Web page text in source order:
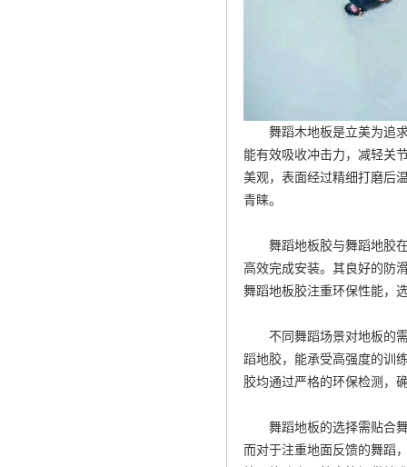
舞蹈木地板是立美为追
能有效吸收冲击力，减轻关
美观，表面经过精细打磨后
青睐。
舞蹈地板胶与舞蹈地胶
高效完成安装。其良好的防
舞蹈地板胶注重环保性能，
不同舞蹈场景对地板的
蹈地胶，能承受高强度的训
胶均通过严格的环保检测，
舞蹈地板的选择需贴合
而对于注重地面反馈的舞蹈